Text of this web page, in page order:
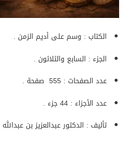
الكتاب : وسم على أديم الزمن .
الجزء : السابع والثلاثون .
عدد الصفحات : 555 صفحة .
عدد الأجزاء : 44 جزء .
تأليف : الدكتور عبدالعزيز بن